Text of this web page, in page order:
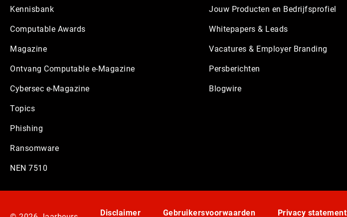
Kennisbank
Computable Awards
Magazine
Ontvang Computable e-Magazine
Cybersec e-Magazine
Topics
Phishing
Ransomware
NEN 7510
Jouw Producten en Bedrijfsprofiel
Whitepapers & Leads
Vacatures & Employer Branding
Persberichten
Blogwire
Disclaimer Gebruikersvoorwaarden Privacy statement